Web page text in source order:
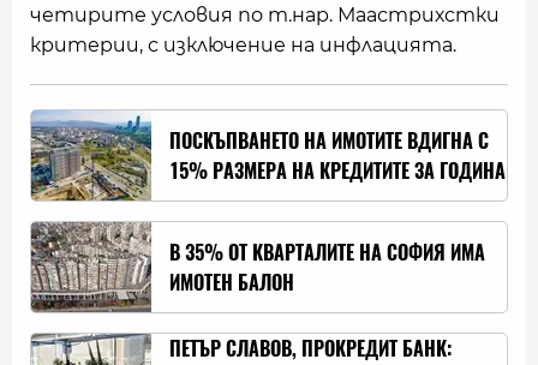
четирите условия по т.нар. Маастрихстки
критерии, с изключение на инфлацията.
ПОСКЪПВАНЕТО НА ИМОТИТЕ ВДИГНА С
15% РАЗМЕРА НА КРЕДИТИТЕ ЗА ГОДИНА
В 35% ОТ КВАРТАЛИТЕ НА СОФИЯ ИМА
ИМОТЕН БАЛОН
ПЕТЪР СЛАВОВ, ПРОКРЕДИТ БАНК: